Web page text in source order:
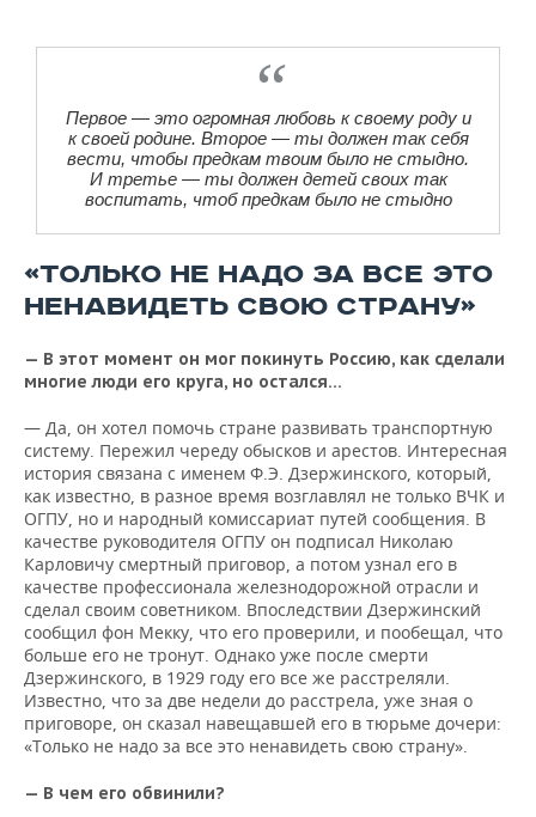
Первое — это огромная любовь к своему роду и
к своей родине. Второе — ты должен так себя
вести, чтобы предкам твоим было не стыдно.
И третье — ты должен детей своих так
воспитать, чтоб предкам было не стыдно
«ТОЛЬКО НЕ НАДО ЗА ВСЕ ЭТО
НЕНАВИДЕТЬ СВОЮ СТРАНУ»
— В этот момент он мог покинуть Россию, как сделали
многие люди его круга, но остался…
— Да, он хотел помочь стране развивать транспортную
систему. Пережил череду обысков и арестов. Интересная
история связана с именем Ф.Э. Дзержинского, который,
как известно, в разное время возглавлял не только ВЧК и
ОГПУ, но и народный комиссариат путей сообщения. В
качестве руководителя ОГПУ он подписал Николаю
Карловичу смертный приговор, а потом узнал его в
качестве профессионала железнодорожной отрасли и
сделал своим советником. Впоследствии Дзержинский
сообщил фон Мекку, что его проверили, и пообещал, что
больше его не тронут. Однако уже после смерти
Дзержинского, в 1929 году его все же расстреляли.
Известно, что за две недели до расстрела, уже зная о
приговоре, он сказал навещавшей его в тюрьме дочери:
«Только не надо за все это ненавидеть свою страну».
— В чем его обвинили?